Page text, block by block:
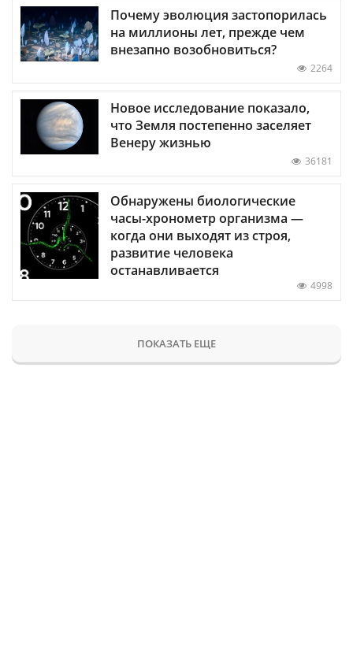
Почему эволюция застопорилась
на миллионы лет, прежде чем
внезапно возобновиться?
2264
Новое исследование показало,
что Земля постепенно заселяет
Венеру жизнью
36181
Обнаружены биологические
часы-хронометр организма —
когда они выходят из строя,
развитие человека
останавливается
4998
ПОКАЗАТЬ ЕЩЕ